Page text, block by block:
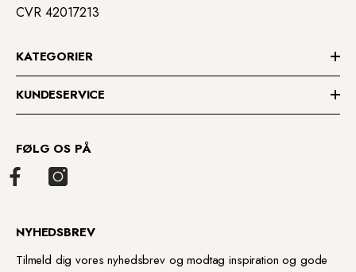
CVR 42017213
KATEGORIER
KUNDESERVICE
FØLG OS PÅ
NYHEDSBREV
Tilmeld dig vores nyhedsbrev og modtag inspiration og gode